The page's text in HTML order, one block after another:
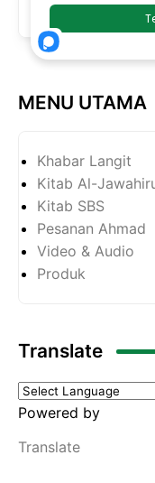
MENU UTAMA
Khabar Langit
Kitab Al-
Kitab SBS
Pesanan Ahmad
Video & Audio
Produk
Translate
Powered by
Translate